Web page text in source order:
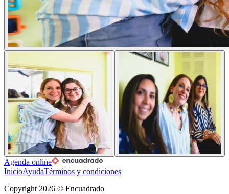
Agenda online
InicioAyudaTérminos y condiciones
Copyright 2026 © Encuadrado